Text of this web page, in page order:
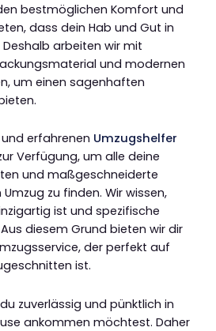
bestmöglichen Komfort und
dass dein Hab und Gut in
arbeiten wir mit
und modernen
um einen sagenhaften
erfahrenen Umzugshelfer
Verfügung, um alle deine
und maßgeschneiderte
zu finden. Wir wissen,
ist und spezifische
diesem Grund bieten wir dir
der perfekt auf
ist.
zuverlässig und pünktlich in
ankommen möchtest. Daher